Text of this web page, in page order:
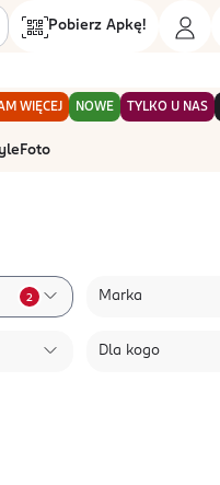
Pobierz Apkę!
WIĘCEJ NOWE TYLKO U NAS
Foto
2 Marka
Dla kogo